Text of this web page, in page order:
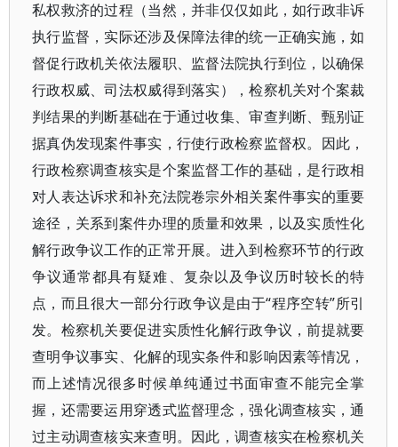
私权救济的过程（当然，并非仅仅如此，如行政非诉
执行监督，实际还涉及保障法律的统一正确实施，如
督促行政机关依法履职、监督法院执行到位，以确保
行政权威、司法权威得到落实），检察机关对个案裁
判结果的判断基础在于通过收集、审查判断、甄别证
据真伪发现案件事实，行使行政检察监督权。因此，
行政检察调查核实是个案监督工作的基础，是行政相
对人表达诉求和补充法院卷宗外相关案件事实的重要
途径，关系到案件办理的质量和效果，以及实质性化
解行政争议工作的正常开展。进入到检察环节的行政
争议通常都具有疑难、复杂以及争议历时较长的特
点，而且很大一部分行政争议是由于“程序空转”所引
发。检察机关要促进实质性化解行政争议，前提就要
查明争议事实、化解的现实条件和影响因素等情况，
而上述情况很多时候单纯通过书面审查不能完全掌
握，还需要运用穿透式监督理念，强化调查核实，通
过主动调查核实来查明。因此，调查核实在检察机关